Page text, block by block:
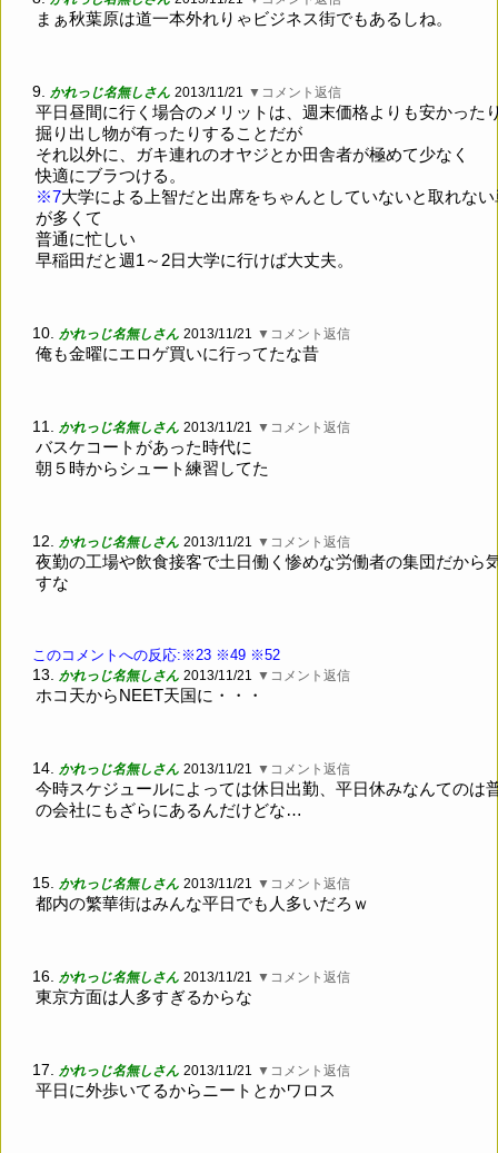
まぁ秋葉原は道一本外れりゃビジネス街でもあるしね。
9. かれっじ名無しさん 2013/11/21 ▼コメント返信
平日昼間に行く場合のメリットは、週末価格よりも安かった
掘り出し物が有ったりすることだが
それ以外に、ガキ連れのオヤジとか田舎者が極めて少なく
快適にブラつける。
※7大学による上智だと出席をちゃんとしていないと取れな
が多くて
普通に忙しい
早稲田だと週1～2日大学に行けば大丈夫。
10. かれっじ名無しさん 2013/11/21 ▼コメント返信
俺も金曜にエロゲ買いに行ってたな昔
11. かれっじ名無しさん 2013/11/21 ▼コメント返信
バスケコートがあった時代に
朝５時からシュート練習してた
12. かれっじ名無しさん 2013/11/21 ▼コメント返信
夜勤の工場や飲食接客で土日働く惨めな労働者の集団だから
すな
このコメントへの反応:※23 ※49 ※52
13. かれっじ名無しさん 2013/11/21 ▼コメント返信
ホコ天からNEET天国に・・・
14. かれっじ名無しさん 2013/11/21 ▼コメント返信
今時スケジュールによっては休日出勤、平日休みなんてのは
の会社にもざらにあるんだけどな…
15. かれっじ名無しさん 2013/11/21 ▼コメント返信
都内の繁華街はみんな平日でも人多いだろｗ
16. かれっじ名無しさん 2013/11/21 ▼コメント返信
東京方面は人多すぎるからな
17. かれっじ名無しさん 2013/11/21 ▼コメント返信
平日に外歩いてるからニートとかワロス